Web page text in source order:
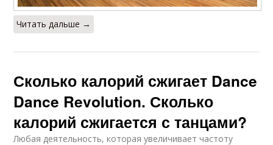
Читать дальше →
Сколько калорий сжигает Dance
Dance Revolution. Сколько
калорий сжигается с танцами?
Любая деятельность, которая увеличивает частоту